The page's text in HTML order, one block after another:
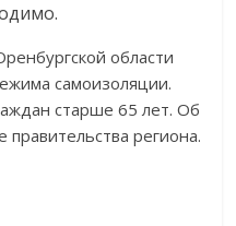
области
самоизоляции.
старше 65 лет. Об
региона.